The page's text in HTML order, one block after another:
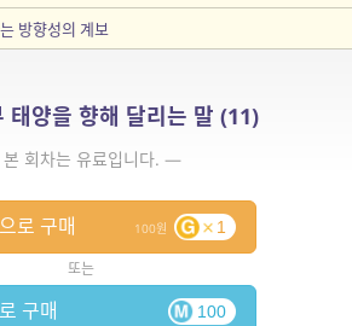
방향성의 계보
태양을 향해 달리는 말 (11)
회차는 유료입니다. —
100 1
로 구매
또는
100
구매